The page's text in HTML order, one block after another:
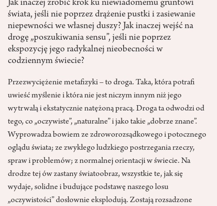
Jak inaczej zrobić krok ku niewiadomemu gruntowi
świata, jeśli nie poprzez drążenie pustki i zasiewanie
niepewności we własnej duszy? Jak inaczej wejść na
drogę „poszukiwania sensu”, jeśli nie poprzez
ekspozycję jego radykalnej nieobecności w
codziennym świecie?
Przezwyciężenie metafizyki – to droga. Taka, która potrafi
uwieść myślenie i która nie jest niczym innym niż jego
wytrwałą i ekstatycznie natężoną pracą. Droga ta odwodzi od
tego, co „oczywiste”, „naturalne” i jako takie „dobrze znane”.
Wyprowadza bowiem ze zdroworozsądkowego i potocznego
oglądu świata; ze zwykłego ludzkiego postrzegania rzeczy,
spraw i problemów; z normalnej orientacji w świecie. Na
drodze tej ów zastany światoobraz, wszystkie te, jak się
wydaje, solidne i budujące podstawę naszego losu
„oczywistości” dosłownie eksplodują. Zostają rozsadzone